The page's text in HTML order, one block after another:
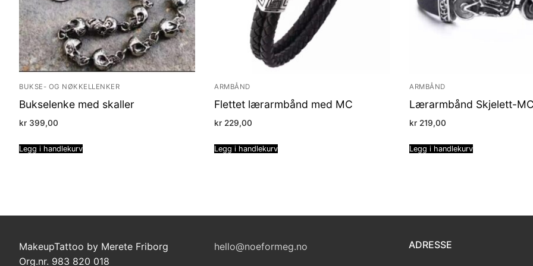
BUKSE- OG NØKKELLENKER
Bukselenke med skaller
kr 399,00
Legg i handlekurv
ARMBÅND
Flettet lærarmbånd med MC
kr 229,00
Legg i handlekurv
ARMBÅND
Lærarmbånd Skjelett-
kr 219,00
Legg i handlekurv
MakeupTattoo by Merete Friborg
Org.nr. 983 820 018
hello@noeformeg.no ADRESSE